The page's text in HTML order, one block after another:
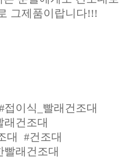
그제품이랍니다!!!
이식_빨래건조대
래건조대
대 #건조대
빨래건조대